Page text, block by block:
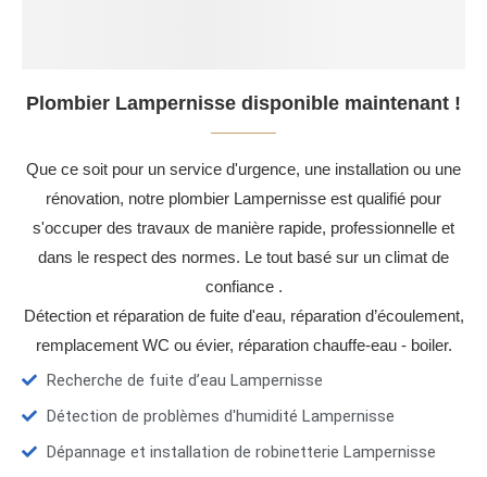
Plombier Lampernisse disponible maintenant !
Que ce soit pour un service d'urgence, une installation ou une
rénovation, notre plombier Lampernisse est qualifié pour
s'occuper des travaux de manière rapide, professionnelle et
dans le respect des normes. Le tout basé sur un climat de
confiance .
Détection et réparation de fuite d'eau, réparation d’écoulement,
remplacement WC ou évier, réparation chauffe-eau - boiler.
Recherche de fuite d’eau Lampernisse
Détection de problèmes d'humidité Lampernisse
Dépannage et installation de robinetterie Lampernisse